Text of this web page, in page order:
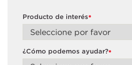
*
Producto de interés
*
¿Cómo podemos ayudar?